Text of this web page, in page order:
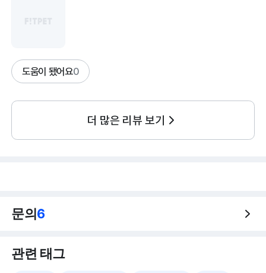
도움이 됐어요0
더 많은 리뷰 보기
문의6
관련 태그